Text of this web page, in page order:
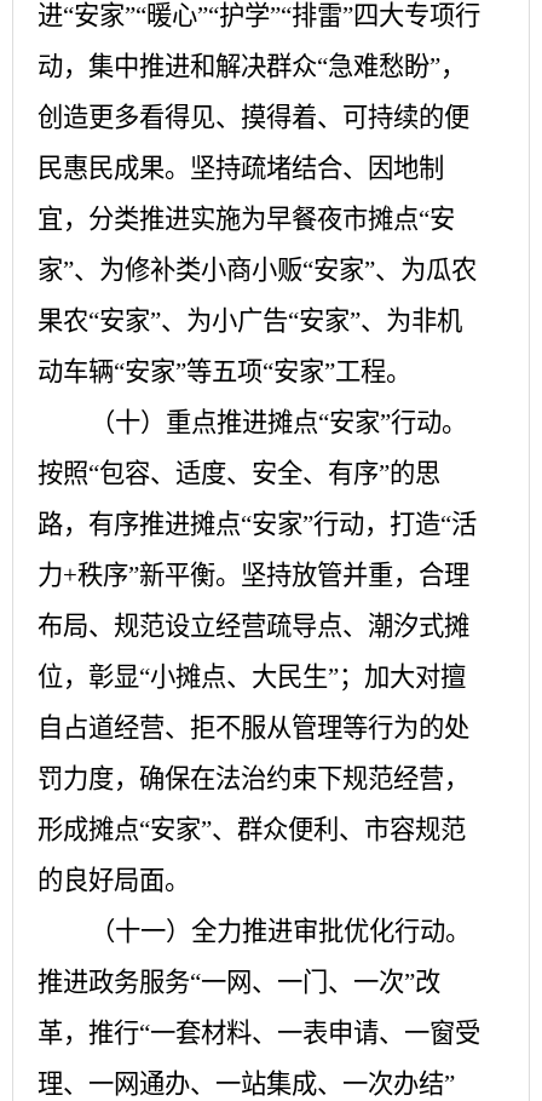
进“安家”“暖心”“护学”“排雷”四大专项行
动，集中推进和解决群众“急难愁盼”，
创造更多看得见、摸得着、可持续的便
民惠民成果。坚持疏堵结合、因地制
宜，分类推进实施为早餐夜市摊点“安
家”、为修补类小商小贩“安家”、为瓜农
果农“安家”、为小广告“安家”、为非机
动车辆“安家”等五项“安家”工程。
（十）重点推进摊点“安家”行动。
按照“包容、适度、安全、有序”的思
路，有序推进摊点“安家”行动，打造“活
力+秩序”新平衡。坚持放管并重，合理
布局、规范设立经营疏导点、潮汐式摊
位，彰显“小摊点、大民生”；加大对擅
自占道经营、拒不服从管理等行为的处
罚力度，确保在法治约束下规范经营，
形成摊点“安家”、群众便利、市容规范
的良好局面。
（十一）全力推进审批优化行动。
推进政务服务“一网、一门、一次”改
革，推行“一套材料、一表申请、一窗受
理、一网通办、一站集成、一次办结”